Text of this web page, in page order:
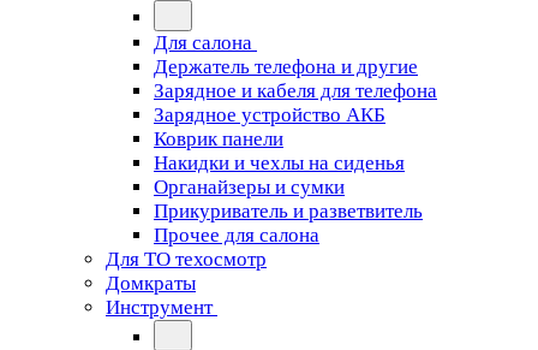
Для салона
Держатель телефона и другие
Зарядное и кабеля для телефона
Зарядное устройство АКБ
Коврик панели
Накидки и чехлы на сиденья
Органайзеры и сумки
Прикуриватель и разветвитель
Прочее для салона
Для ТО техосмотр
Домкраты
Инструмент